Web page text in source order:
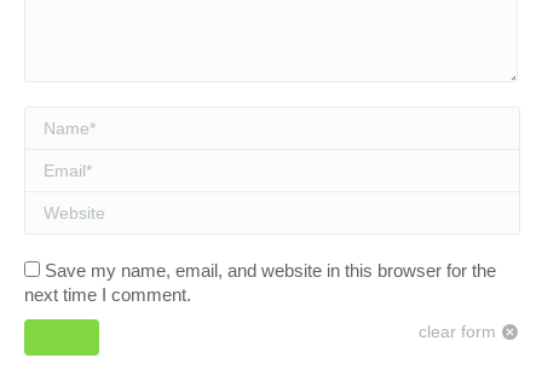
Name *
Email *
Website
Save my name, email, and website in this browser for the
next time I comment.
clear form